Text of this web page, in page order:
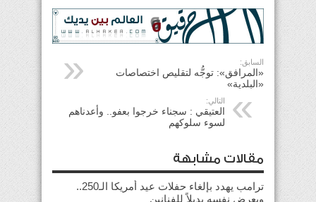
السابق:
«المرافق»: توجُّه لتقليص اختصاصات
«البلدية»
التالي:
العتيقي : سجناء خرجوا بعفو.. وأعدناهم
لسوء سلوكهم
مقالات مشابهة
ترامب يهدد بإلغاء حفلات عيد أمريكا الـ250..
ويعرض نفسه بديلاً للفنانين